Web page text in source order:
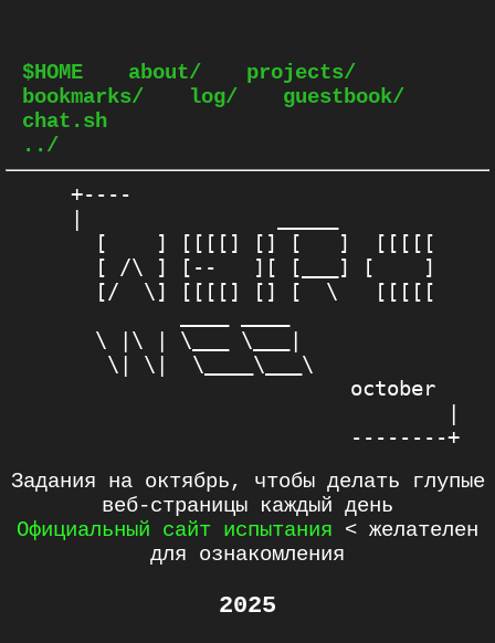
$HOME about/
projects/
bookmarks/
log/
guestbook/
chat.sh
../
+----
|                _____
  [    ] [[[[] [] [   ]  [[[[[
  [ /\ ] [--   ][ [___] [    ]
  [/  \] [[[[] [] [  \   [[[[[
  \ |\ | \___ \___|
   \| \|  \____\___\
                       october
                               |
Задания на октябрь, чтобы делать глупые
веб-страницы каждый день
Официальный сайт испытания < желателен
для ознакомления
2025